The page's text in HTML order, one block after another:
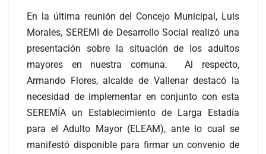
En la última reunión del Concejo Municipal, Luis
Morales, SEREMI de Desarrollo Social realizó una
presentación sobre la situación de los adultos
mayores en nuestra comuna. Al respecto,
Armando Flores, alcalde de Vallenar destacó la
necesidad de implementar en conjunto con esta
SEREMÍA un Establecimiento de Larga Estadía
para el Adulto Mayor (ELEAM), ante lo cual se
manifestó disponible para firmar un convenio de